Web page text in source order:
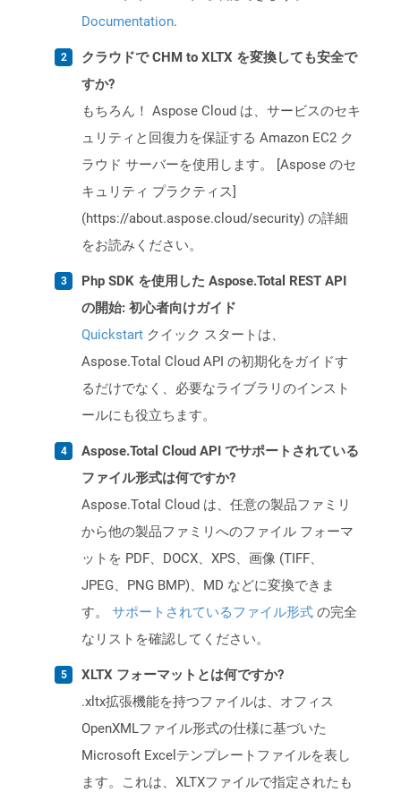
Documentation.
クラウドで CHM to XLTX を変換しても安全で
すか?
もちろん！ Aspose Cloud は、サービスのセキ
ュリティと回復力を保証する Amazon EC2 ク
ラウド サーバーを使用します。 [Aspose のセ
キュリティ プラクティス]
(https://about.aspose.cloud/security) の詳細
をお読みください。
Php SDK を使用した Aspose.Total REST API
の開始: 初心者向けガイド
Quickstart クイック スタートは、
Aspose.Total Cloud API の初期化をガイドす
るだけでなく、必要なライブラリのインスト
ールにも役立ちます。
Aspose.Total Cloud API でサポートされている
ファイル形式は何ですか?
Aspose.Total Cloud は、任意の製品ファミリ
から他の製品ファミリへのファイル フォーマ
ットを PDF、DOCX、XPS、画像 (TIFF、
JPEG、PNG BMP)、MD などに変換できま
す。 サポートされているファイル形式 の完全
なリストを確認してください。
XLTX フォーマットとは何ですか?
.xltx拡張機能を持つファイルは、オフィス
OpenXMLファイル形式の仕様に基づいた
Microsoft Excelテンプレートファイルを表し
ます。これは、XLTXファイルで指定されたも